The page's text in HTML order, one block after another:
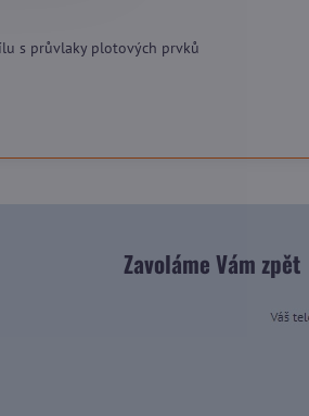
s průvlaky plotových prvků
Zavoláme Vám zpět